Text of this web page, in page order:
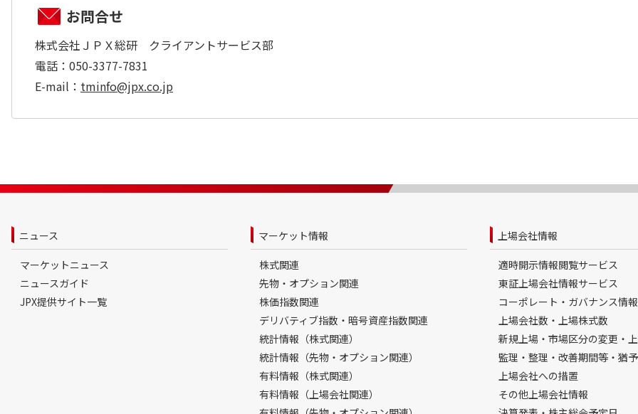
お問合せ
株式会社ＪＰＸ総研 クライアントサービス部
電話：050-3377-7831
E-mail： tminfo@jpx.co.jp
ニュース
マーケットニュース
ニュースガイド
JPX提供サイト一覧
マーケット情報
株式関連
先物・オプション関連
株価指数関連
デリバティブ指数・暗号資産指数関連
統計情報（株式関連）
統計情報（先物・オプション関連）
有料情報（株式関連）
有料情報（上場会社関連）
上場会社情報
適時開示情報閲覧サービス
東証上場会社情報サービス
コーポレート・ガバナンス情
上場会社数・上場株式数
新規上場・市場区分の変更・
監理・整理・改善期間等・猶
上場会社への措置
その他上場会社情報